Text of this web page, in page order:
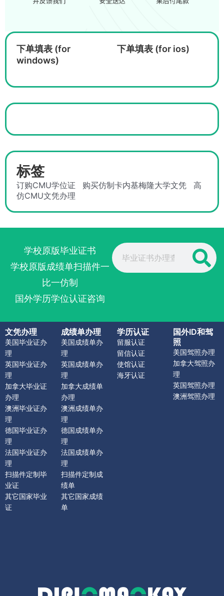
下单填表 (for
windows)
下单填表 (for ios)
标签
订购CMU学位证 购买仿制卡内基梅隆大学文凭
高
仿CMU文凭办理
学校原版毕业证书
学校原版成绩单扫描件一
比一仿制
国外学历学位认证咨询
Search
文凭办理
美国毕业证办
理
英国毕业证办
理
加拿大毕业证
办理
澳洲毕业证办
理
德国毕业证办
理
法国毕业证办
理
扫描件定制毕
业证
其它国家毕业
证
成绩单办理
美国成绩单办
理
英国成绩单办
理
加拿大成绩单
办理
澳洲成绩单办
理
德国成绩单办
理
法国成绩单办
理
扫描件定制成
绩单
其它国家成绩
单
学历认证
留服认证
留信认证
使馆认证
海牙认证
国外ID和驾
照
美国驾照办理
加拿大驾照办
理
英国驾照办理
澳洲驾照办理